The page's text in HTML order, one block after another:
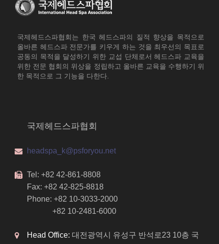
국제헤드스파협회는 한국 헤드스파의 질적 향상을 목적으로
올바른 헤드스파 전문가를 키우게 하는 것을 최우선의 목표로
공동의 목적을 달성하기 위한 교섭 단체로서 헤드스파 교육을
위한 전문 협회의 위상을 정립하고 올바른 교육을 수행하기 위
한 목적으로 그 기능을 다한다.
국제헤드스파협회
headspa_k@psforyou.net
Tel: +82 42-861-8808
Fax: +82 42-825-8818
Phone: +82 10-3033-2000
+82 10-2481-6000
Head Office: 대전광역시 유성구 반석로23 10층 국